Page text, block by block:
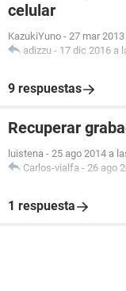
celular
KazukiYuno - 27 mar
adizzu - 17 dic 2016 a
9 respuestas
Recuperar
luistena - 25 ago 2014 a
Carlos-vialfa - 26 ago
1 respuesta